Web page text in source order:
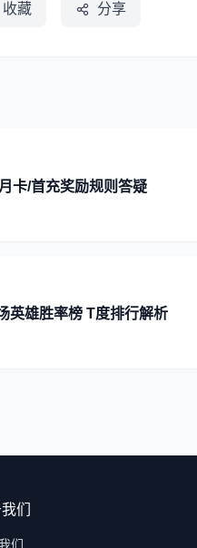
收藏 分享
卡/首充奖励规则答疑
英雄胜率榜 T度排行解析
们
们